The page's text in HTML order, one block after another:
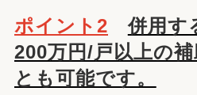
ポイント2
併用す
200万円/戸以上の
とも可能です。